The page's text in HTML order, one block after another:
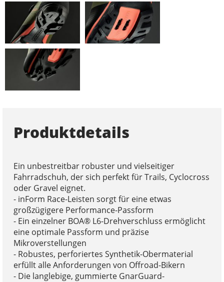
Produktdetails
Ein unbestreitbar robuster und vielseitiger
Fahrradschuh, der sich perfekt für Trails, Cyclocross
oder Gravel eignet.
- inForm Race-Leisten sorgt für eine etwas
großzügigere Performance-Passform
- Ein einzelner BOA® L6-Drehverschluss ermöglicht
eine optimale Passform und präzise
Mikroverstellungen
- Robustes, perforiertes Synthetik-Obermaterial
erfüllt alle Anforderungen von Offroad-Bikern
- Die langlebige, gummierte GnarGuard-